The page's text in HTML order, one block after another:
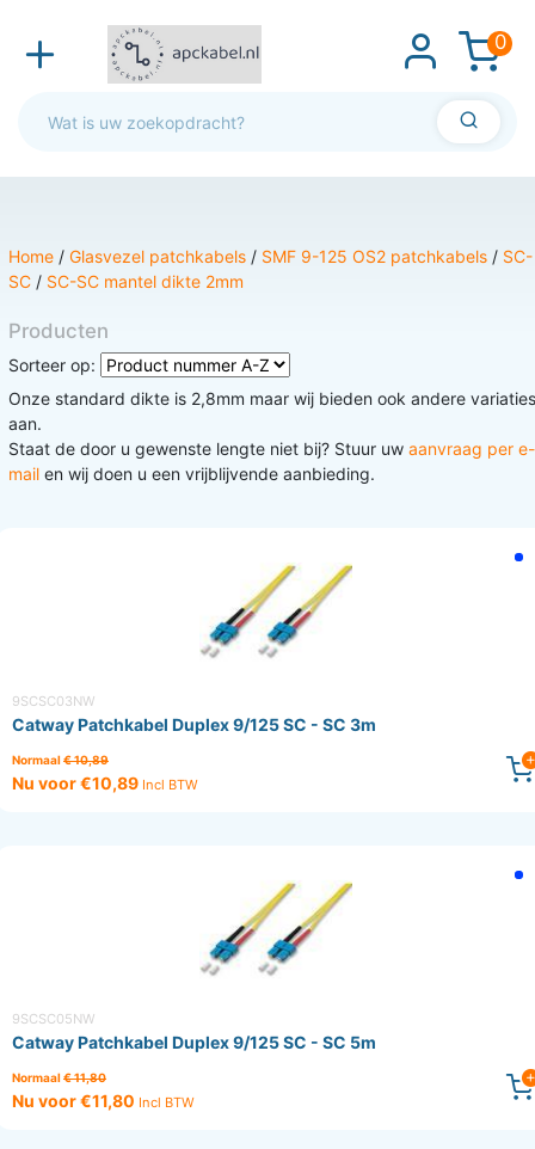
0
Home / Glasvezel patchkabels / SMF 9-125 OS2 patchkabels / SC-
SC / SC-SC mantel dikte 2mm
Producten
Sorteer op:
Onze standard dikte is 2,8mm maar wij bieden ook andere variaties
aan.
Staat de door u gewenste lengte niet bij? Stuur uw aanvraag per e-
mail en wij doen u een vrijblijvende aanbieding.
9SCSC03NW
Catway Patchkabel Duplex 9/125 SC - SC 3m
Normaal € 10,89
Nu voor €10,89 Incl BTW
9SCSC05NW
Catway Patchkabel Duplex 9/125 SC - SC 5m
Normaal € 11,80
Nu voor €11,80 Incl BTW